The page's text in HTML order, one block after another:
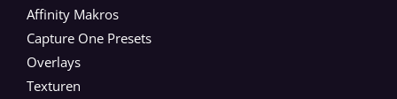
Affinity Makros
Capture One Presets
Overlays
Texturen